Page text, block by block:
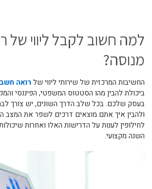
למה חשוב לקבל ליווי של
מנוסה?
‏החשיבות המרכזית של שירותי ליווי שלרואה
ביכולת להבין מהו הסטטוס המשפטי, הפיננסי
בעסק שלכם. ‏בכל שלב הדרך השונים, יש צורך
ולהבין איך אתם מוצאים דרכים לשפר את המצב
לחילופין לענות על הדרישות האלו ואחרות
השנה מקצועי.